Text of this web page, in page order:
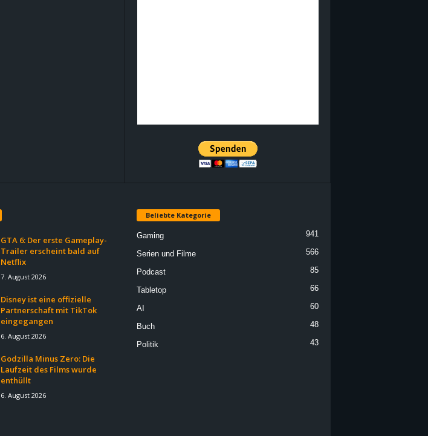
GTA 6: Der erste Gameplay-
Trailer erscheint bald auf
Netflix
7. August 2026
Disney ist eine offizielle
Partnerschaft mit TikTok
eingegangen
6. August 2026
Godzilla Minus Zero: Die
Laufzeit des Films wurde
enthüllt
6. August 2026
Beliebte Kategorie
Gaming 941
Serien und Filme 566
Podcast 85
Tabletop 66
AI 60
Buch 48
Politik 43